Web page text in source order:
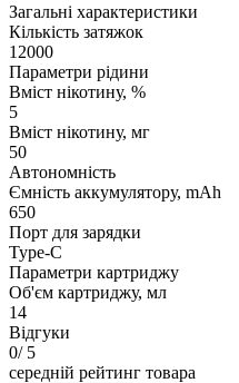
Загальні характеристики
Кількість затяжок
12000
Параметри рідини
Вміст нікотину, %
5
Вміст нікотину, мг
50
Автономність
Ємність аккумулятору, mAh
650
Порт для зарядки
Type-C
Параметри картриджу
Об'єм картриджу, мл
14
Відгуки
0/ 5
середній рейтинг товара